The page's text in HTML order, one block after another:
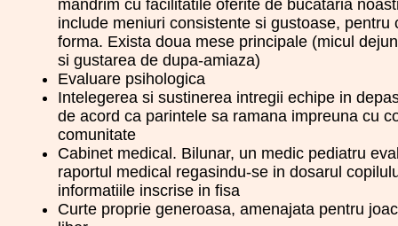
mandrim cu facilitatile oferite de bucataria
include meniuri consistente si gustoase,
forma. Exista doua mese principale (micul
si gustarea de dupa-amiaza)
Evaluare psihologica
Intelegerea si sustinerea intregii echipe in
de acord ca parintele sa ramana impreuna cu
comunitate
Cabinet medical. Bilunar, un medic pediatru
raportul medical regasindu-se in dosarul
informatiile inscrise in fisa
Curte proprie generoasa, amenajata pentru